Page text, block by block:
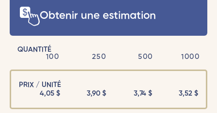
Obtenir une estimation
QUANTITÉ
100
250 500 1000
PRIX / UNITÉ
4,05 $ 3,90$ 3,74$ 3,52$